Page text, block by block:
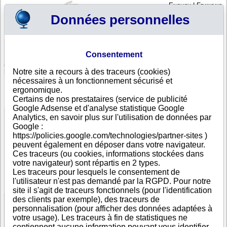
English|Français
Votre panier est vide
Emirats Arabes Unis >Toutes villes >Dubai
PREM DUTT LOGISTICS INTERNATIONAL LLC, Dubai
FICHE ENTREPRISE
Dénomination PREM DUTT LOGISTICS INTERNATIONAL LLC
Adresse
Dubai Cargo Village
Ville
Dubai
Pays
Emirats Arabes Unis
Type
d'adresse
Adresse unique
Téléphone
+971 42------
DUNS®
Number
36-------
Voir les informations disponibles
Données personnelles
Consentement
Notre site a recours à des traceurs (cookies)
nécessaires à un fonctionnement sécurisé et
ergonomique.
Certains de nos prestataires (service de publicité
Google Adsense et d'analyse statistique Google
Analytics, en savoir plus sur l'utilisation de données par
Google :
https://policies.google.com/technologies/partner-sites )
peuvent également en déposer dans votre navigateur.
Ces traceurs (ou cookies, informations stockées dans
votre navigateur) sont répartis en 2 types.
Les traceurs pour lesquels le consentement de
l'utilisateur n'est pas demandé par la RGPD. Pour notre
site il s'agit de traceurs fonctionnels (pour l'identification
des clients par exemple), des traceurs de
personnalisation (pour afficher des données adaptées à
votre usage). Les traceurs à fin de statistiques ne